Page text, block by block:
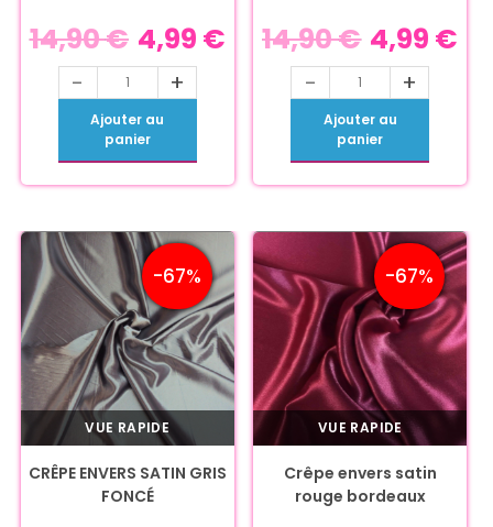
14,90€ 4,99 €
- +
Ajouter au
panier
14,90€ 4,99 €
- +
Ajouter au
panier
-67%
VUE RAPIDE
CRÊPE ENVERS SATIN GRIS
FONCÉ
-67%
VUE RAPIDE
Crêpe envers satin
rouge bordeaux